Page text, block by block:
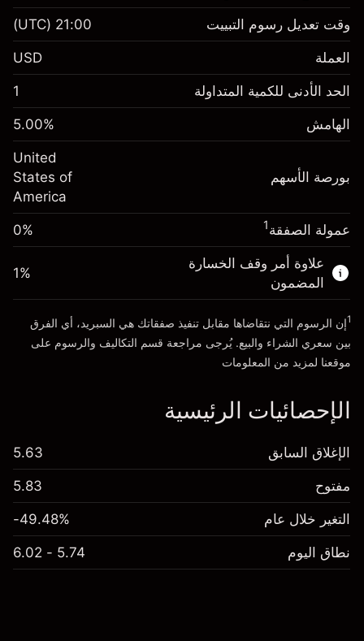
$1,000.00
رسوم التبييت
الرسوم من قيمة الصفقة الكاملة
%
(-$4.31)
حجم الصفقة بالرافعة المالية ~$20,000.00
الأموال من الرافعة المالية ~ دولار
انتقل إلى المنصة
الهامش. استثمارك $1,000.00
رسوم التبييت
الرسوم من قيمة الصفقة الكاملة
-0.000654
%
(-$0.13)
حجم الصفقة بالرافعة المالية ~
الأموال من الرافعة المالية ~ دولار
انتقل إلى المنصة
وقت تعديل رسوم التبييت 21:00
(UTC)
العملة USD
الحد الأدنى للكمية المتداولة 1
الهامش 5.00%
بورصة الأسهم
United
States of
America
عمولة الصفقة1
0%
علاوة أمر وقف الخسارة
المضمون
1%
1إن الرسوم التي نتقاضاها مقابل تنفيذ صفقاتك هي السبريد، أي الفرق
بين سعري الشراء والبيع. يُرجى مراجعة قسم التكاليف والرسوم على
موقعنا لمزيد من المعلومات
الإحصائيات الرئيسية
الإغلاق السابق 5.63
مفتوح 5.83
التغير خلال عام -49.48%
نطاق اليوم 5.74 - 6.02